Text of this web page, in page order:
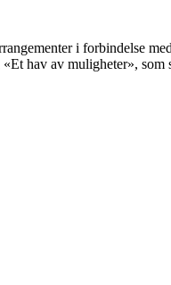
i forbindelse
hav av muligheter»,